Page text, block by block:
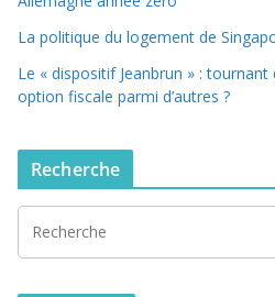
La politique du logement de
Le « dispositif Jeanbrun » :
option fiscale parmi d’autres ?
Recherche